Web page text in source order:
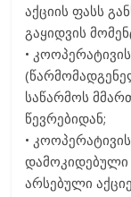
აქციის ფასს
გაყიდვის
•
საწარმოს
წევრებიდან;
•
დამოკიდებული
არსებული